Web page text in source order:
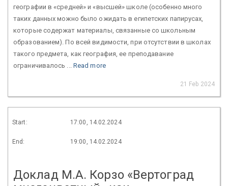
географии в «средней» и «высшей» школе (особенно много
таких данных можно было ожидать в египетских папирусах,
которые содержат материалы, связанные со школьным
образованием). По всей видимости, при отсутствии в школах
такого предмета, как география, ее преподавание
ограничивалось ... Read more
21 Feb 2024
Start: 17:00, 14.02.2024
End: 19:00, 14.02.2024
Доклад М.А. Корзо «Вертоград